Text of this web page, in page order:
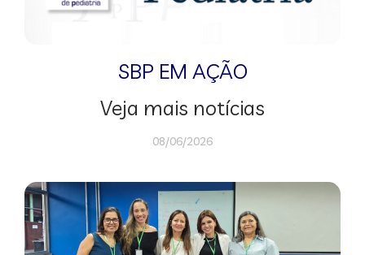
SBP EM AÇÃO
Veja mais notícias
08/06/2026